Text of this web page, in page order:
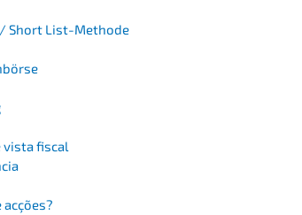
Short List-Methode
vista fiscal